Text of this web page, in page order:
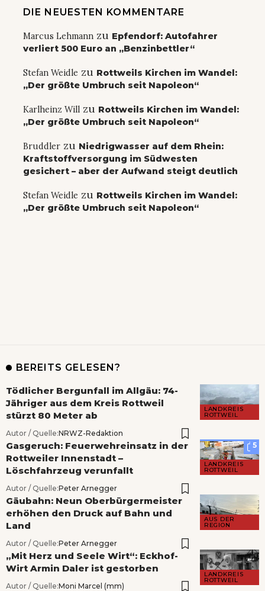
DIE NEUESTEN KOMMENTARE
Marcus Lehmann zu Epfendorf: Autofahrer
verliert 500 Euro an „Benzinbettler“
Stefan Weidle zu Rottweils Kirchen im Wandel:
„Der größte Umbruch seit Napoleon“
Karlheinz Will zu Rottweils Kirchen im Wandel:
„Der größte Umbruch seit Napoleon“
Bruddler zu Niedrigwasser auf dem Rhein:
Kraftstoffversorgung im Südwesten
gesichert – aber der Aufwand steigt deutlich
Stefan Weidle zu Rottweils Kirchen im Wandel:
„Der größte Umbruch seit Napoleon“
BEREITS GELESEN?
LANDKREIS
ROTTWEIL
Tödlicher Bergunfall im Allgäu: 74-
Jähriger aus dem Kreis Rottweil
stürzt 80 Meter ab
Autor / Quelle:NRWZ-Redaktion
5
LANDKREIS
ROTTWEIL
Gasgeruch: Feuerwehreinsatz in der
Rottweiler Innenstadt –
Löschfahrzeug verunfallt
Autor / Quelle:Peter Arnegger
AUS DER
REGION
Gäubahn: Neun Oberbürgermeister
erhöhen den Druck auf Bahn und
Land
Autor / Quelle:Peter Arnegger
LANDKREIS
ROTTWEIL
„Mit Herz und Seele Wirt“: Eckhof-
Wirt Armin Daler ist gestorben
Autor / Quelle:Moni Marcel (mm)